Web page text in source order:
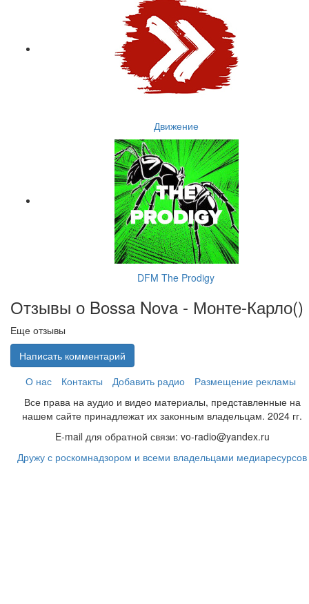
Движение
DFM The Prodigy
Отзывы о Bossa Nova - Монте-Карло()
Еще отзывы
Написать комментарий
О нас
Контакты Добавить радио
Размещение рекламы
Все права на аудио и видео материалы, представленные на
нашем сайте принадлежат их законным владельцам. 2024 гг.
E-mail для обратной связи: vo-radio@yandex.ru
Дружу с роскомнадзором и всеми владельцами медиаресурсов